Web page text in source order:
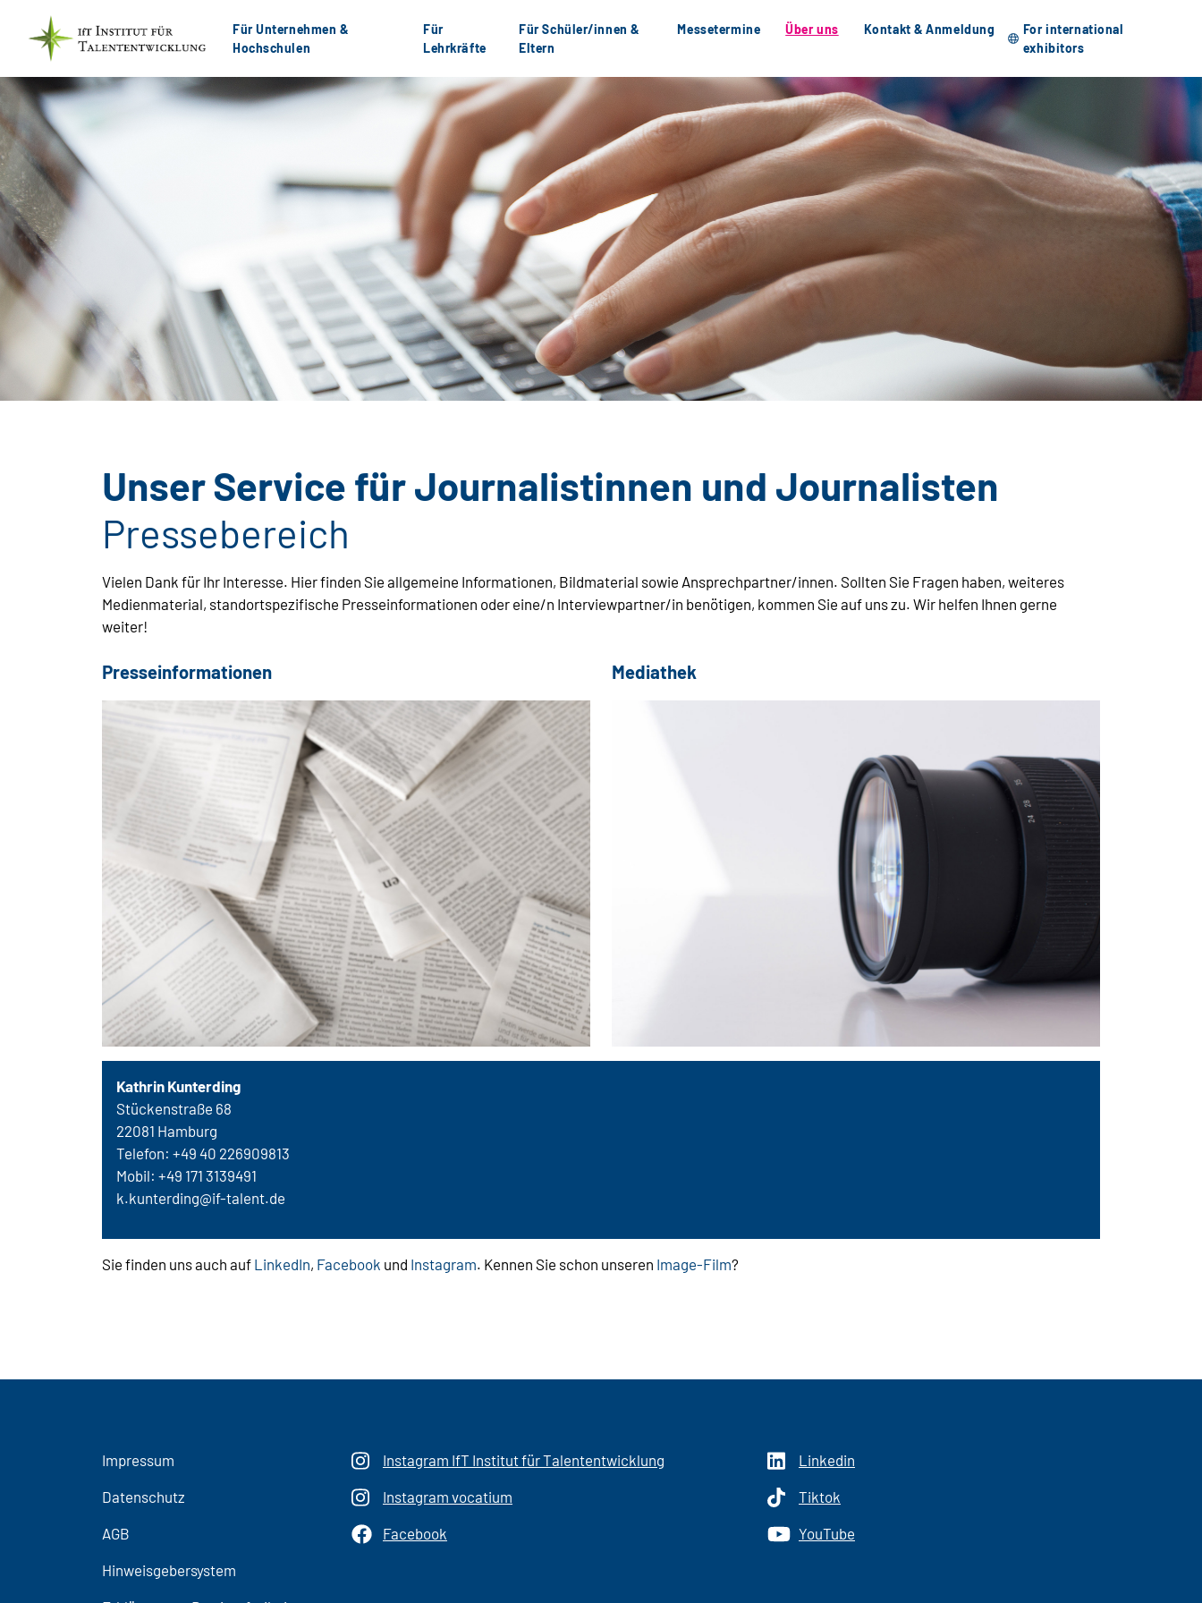
Für Unternehmen &
Hochschulen
Für
Lehrkräfte
Für Schüler/innen &
Eltern
Messetermine Über uns Kontakt & Anmeldung
For international
exhibitors
Unser Service für Journalistinnen und Journalisten
Pressebereich
Vielen Dank für Ihr Interesse. Hier finden Sie allgemeine Informationen, Bildmaterial sowie Ansprechpartner/innen. Sollten Sie Fragen haben, weiteres
Medienmaterial, standortspezifische Presseinformationen oder eine/n Interviewpartner/in benötigen, kommen Sie auf uns zu. Wir helfen Ihnen gerne
weiter!
Presseinformationen Mediathek
Kathrin Kunterding
Stückenstraße 68
22081 Hamburg
Telefon: +49 40 226909813
Mobil: +49 171 3139491
k.kunterding@if-talent.de
Sie finden uns auch auf LinkedIn, Facebook und Instagram. Kennen Sie schon unseren Image-Film?
Impressum
Datenschutz
AGB
Hinweisgebersystem
Instagram IfT Institut für Talententwicklung
Instagram vocatium
Facebook
Linkedin
Tiktok
YouTube